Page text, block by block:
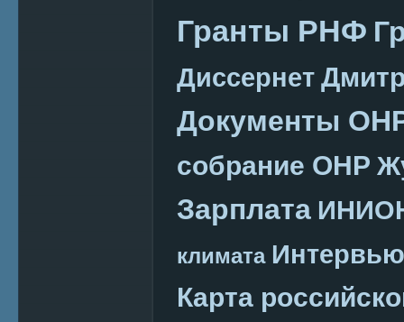
Гранты РНФ
Диссернет
Документы
собрание ОНР
Зарплата
климата Интервью
Карта